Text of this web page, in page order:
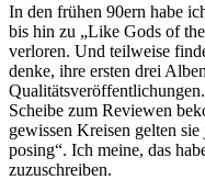
In den frühen 90ern habe
bis hin zu „Like Gods of
verloren. Und teilweise
denke, ihre ersten drei
Scheibe zum Reviewen
gewissen Kreisen gelten sie
posing“. Ich meine, das
zuzuschreiben.